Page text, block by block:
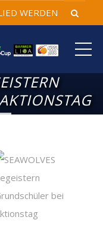
WERDEN